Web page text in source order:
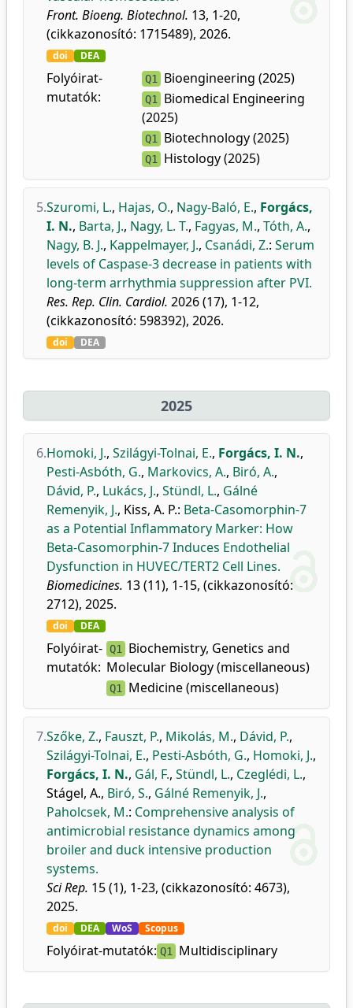
Front. Bioeng. Biotechnol. 13, 1-20,
(cikkazonosító: 1715489), 2026.
doi DEA
Folyóirat-
mutatók:
Q1 Bioengineering (2025)
Q1 Biomedical Engineering
(2025)
Q1 Biotechnology (2025)
Q1 Histology (2025)
5.Szuromi, L., Hajas, O., Nagy-Baló, E., Forgács,
I. N., Barta, J., Nagy, L. T., Fagyas, M., Tóth, A.,
Nagy, B. J., Kappelmayer, J., Csanádi, Z.: Serum
levels of Caspase-3 decrease in patients with
long-term arrhythmia suppression after PVI.
Res. Rep. Clin. Cardiol. 2026 (17), 1-12,
(cikkazonosító: 598392), 2026.
doi DEA
2025
6.Homoki, J., Szilágyi-Tolnai, E., Forgács, I. N.,
Pesti-Asbóth, G., Markovics, A., Biró, A.,
Dávid, P., Lukács, J., Stündl, L., Gálné
Remenyik, J., Kiss, A. P.: Beta-Casomorphin-7
as a Potential Inflammatory Marker: How
Beta-Casomorphin-7 Induces Endothelial
Dysfunction in HUVEC/TERT2 Cell Lines.
Biomedicines. 13 (11), 1-15, (cikkazonosító:
2712), 2025.
doi DEA
Folyóirat-
mutatók:
Q1 Biochemistry, Genetics and
Molecular Biology (miscellaneous)
Q1 Medicine (miscellaneous)
7.Szőke, Z., Fauszt, P., Mikolás, M., Dávid, P.,
Szilágyi-Tolnai, E., Pesti-Asbóth, G., Homoki, J.,
Forgács, I. N., Gál, F., Stündl, L., Czeglédi, L.,
Stágel, A., Biró, S., Gálné Remenyik, J.,
Paholcsek, M.: Comprehensive analysis of
antimicrobial resistance dynamics among
broiler and duck intensive production
systems.
Sci Rep. 15 (1), 1-23, (cikkazonosító: 4673),
2025.
doi DEA WoS Scopus
Folyóirat-mutatók: Q1 Multidisciplinary